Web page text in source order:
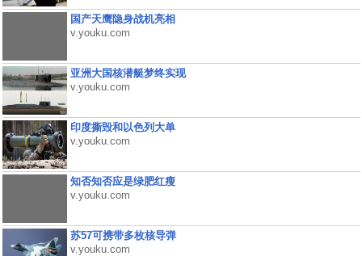
国产天鹰隐身战机亮相
v.youku.com
亚洲大国核潜艇梦终实现
v.youku.com
印度撕毁和以色列大单
v.youku.com
知否知否应是绿肥红瘦
v.youku.com
苏57可携带多枚核导弹
v.youku.com